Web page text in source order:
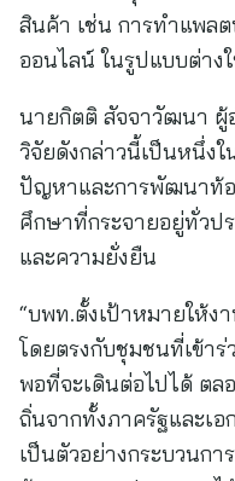
สินค้า เช่น การทำแพล
ออนไลน์ ในรูปแบบต่าง
นายกิตติ สัจจาวัฒนา ผู้
วิจัยดังกล่าวนี้เป็นหนึ่งใ
ปัญหาและการพัฒนาท้อ
ศึกษาที่กระจายอยู่ทั่วป
และความยั่งยืน
“บพท.ตั้งเป้าหมายให้ง
โดยตรงกับชุมชนที่เข้าร่
พอที่จะเดินต่อไปได้ ตล
ถิ่นจากทั้งภาครัฐและเ
เป็นตัวอย่างกระบวนก